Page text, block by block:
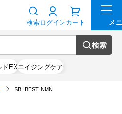
検索
ドEXエイジングケア
検索ログイン カート
SBI BEST NMN